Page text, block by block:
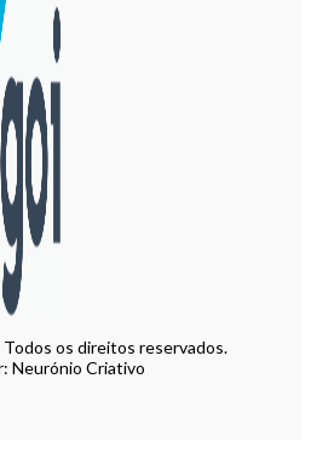
os direitos reservados.
Neurónio Criativo